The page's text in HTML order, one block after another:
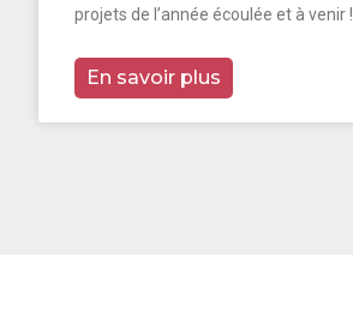
projets de l’année écoulée et à venir !
En savoir plus